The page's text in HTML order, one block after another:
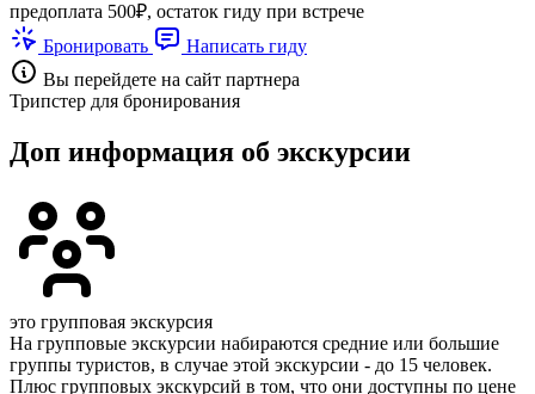
предоплата 500₽, остаток гиду при встрече
Бронировать
Написать гиду
Вы перейдете на сайт партнера
Трипстер для бронирования
Доп информация об экскурсии
это групповая экскурсия
На групповые экскурсии набираются средние или большие
группы туристов, в случае этой экскурсии - до 15 человек.
Плюс групповых экскурсий в том, что они доступны по цене